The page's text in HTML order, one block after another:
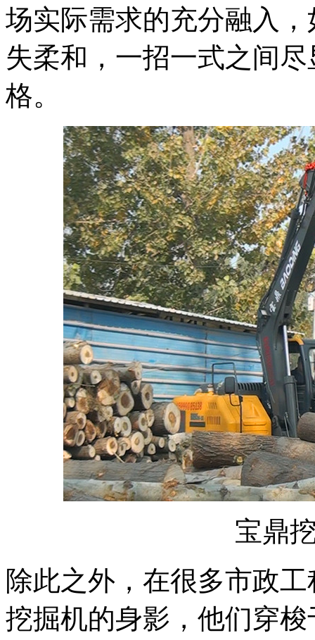
场实际需求的充分融入
失柔和，一招一式之间
格。
宝鼎
除此之外，在很多市政
挖掘机的身影，他们穿